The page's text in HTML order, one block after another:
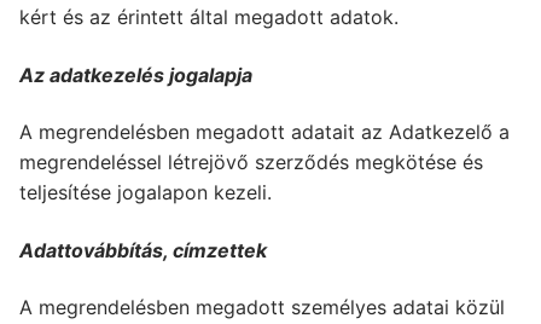
kért és az érintett által megadott adatok.
Az adatkezelés jogalapja
A megrendelésben megadott adatait az Adatkezelő a
megrendeléssel létrejövő szerződés megkötése és
teljesítése jogalapon kezeli.
Adattovábbítás, címzettek
A megrendelésben megadott személyes adatai közül